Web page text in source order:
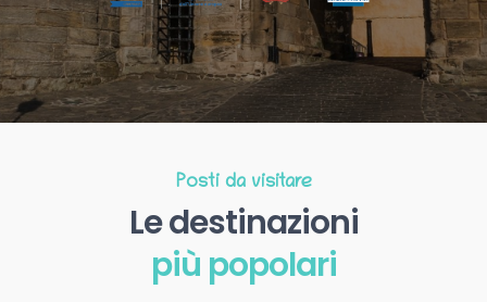
Posti da visitare
Le destinazioni
più popolari